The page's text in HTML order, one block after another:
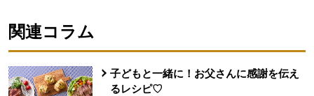
関連コラム
子どもと一緒に！お父さんに感謝を伝え
るレシピ♡